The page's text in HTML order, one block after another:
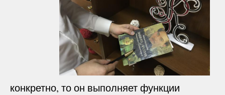
конкретно, то он выполняет функции